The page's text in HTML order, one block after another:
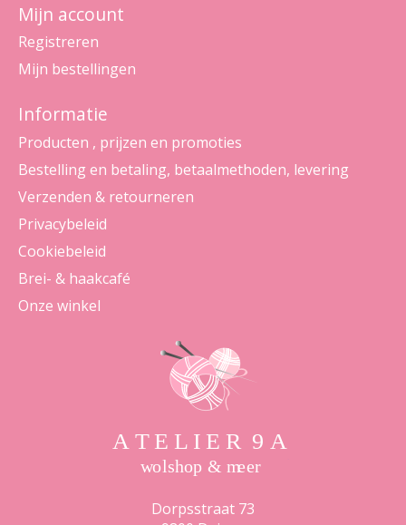
Mijn account
Registreren
Mijn bestellingen
Informatie
Producten , prijzen en promoties
Bestelling en betaling, betaalmethoden, levering
Verzenden & retourneren
Privacybeleid
Cookiebeleid
Brei- & haakcafé
Onze winkel
Dorpsstraat 73